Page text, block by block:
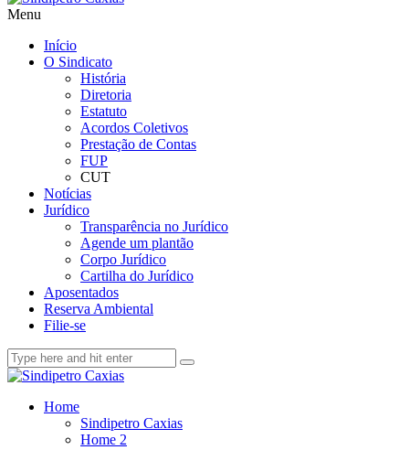
Menu
Início
O Sindicato
História
Diretoria
Estatuto
Acordos Coletivos
Prestação de Contas
FUP
CUT
Notícias
Jurídico
Transparência no Jurídico
Agende um plantão
Corpo Jurídico
Cartilha do Jurídico
Aposentados
Reserva Ambiental
Filie-se
Home
Sindipetro Caxias
Home 2